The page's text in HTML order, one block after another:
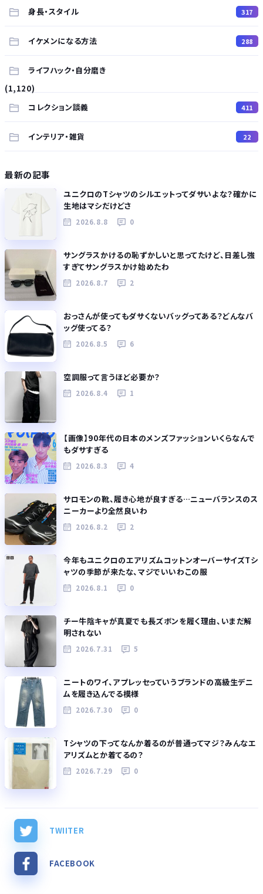
身長・スタイル 317
イケメンになる方法 288
ライフハック・自分磨き
(1,120)
コレクション談義
411
インテリア・雑貨 22
最新の記事
ユニクロのTシャツのシルエットってダサいよな？確かに
生地はマシだけどさ
2026.8.8 0
サングラスかけるの恥ずかしいと思ってたけど、日差し強
すぎてサングラスかけ始めたわ
2026.8.7 2
おっさんが使ってもダサくないバッグってある？どんなバ
ッグ使ってる？
2026.8.5 6
空調服って言うほど必要か？
2026.8.4 1
【画像】90年代の日本のメンズファッションいくらなんで
もダサすぎる
2026.8.3 4
サロモンの靴、履き心地が良すぎる…ニューバランスのス
ニーカーより全然良いわ
2026.8.2 2
今年もユニクロのエアリズムコットンオーバーサイズTシ
ャツの季節が来たな、マジでいいわこの服
2026.8.1 0
チー牛陰キャが真夏でも長ズボンを履く理由、いまだ解
明されない
2026.7.31 5
ニートのワイ、アプレッセっていうブランドの高級生デニ
ムを履き込んでる模様
2026.7.30 0
Tシャツの下ってなんか着るのが普通ってマジ？みんなエ
アリズムとか着てるの？
2026.7.29 0
TWIITER
FACEBOOK